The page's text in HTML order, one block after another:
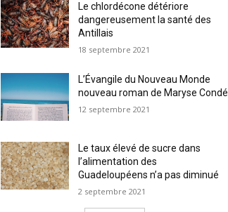
Le chlordécone détériore
dangereusement la santé des
Antillais
18 septembre 2021
L’Évangile du Nouveau Monde
nouveau roman de Maryse Condé
12 septembre 2021
Le taux élevé de sucre dans
l’alimentation des
Guadeloupéens n’a pas diminué
2 septembre 2021